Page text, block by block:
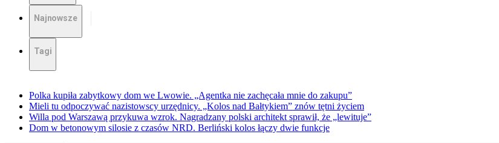
Najnowsze
Tagi
Polka kupiła zabytkowy dom we Lwowie. „Agentka nie zachęcała mnie do zakupu”
Mieli tu odpoczywać nazistowscy urzędnicy. „Kolos nad Bałtykiem” znów tętni życiem
Willa pod Warszawą przykuwa wzrok. Nagradzany polski architekt sprawił, że „lewituje”
Dom w betonowym silosie z czasów NRD. Berliński kolos łączy dwie funkcje